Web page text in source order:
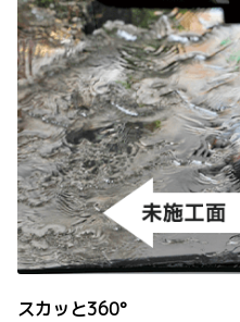
スカッと360°